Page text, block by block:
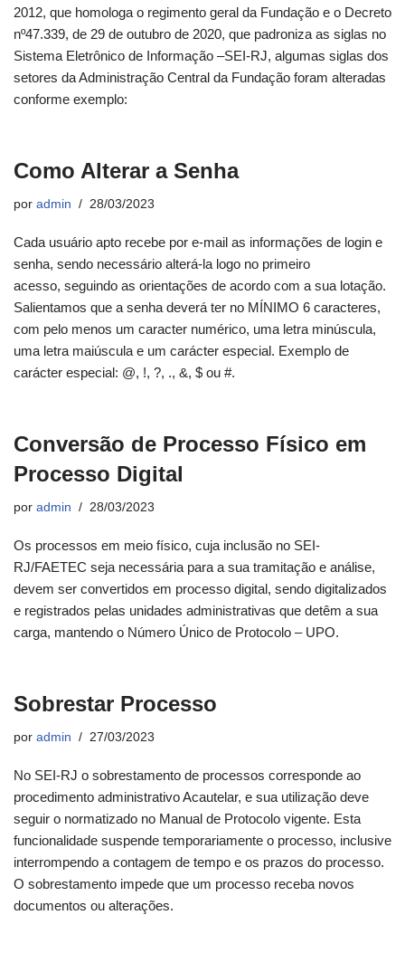
2012, que homologa o regimento geral da Fundação e o Decreto
nº47.339, de 29 de outubro de 2020, que padroniza as siglas no
Sistema Eletrônico de Informação –SEI-RJ, algumas siglas dos
setores da Administração Central da Fundação foram alteradas
conforme exemplo:
Como Alterar a Senha
por admin 28/03/2023
Cada usuário apto recebe por e-mail as informações de login e
senha, sendo necessário alterá-la logo no primeiro
acesso, seguindo as orientações de acordo com a sua lotação.
Salientamos que a senha deverá ter no MÍNIMO 6 caracteres,
com pelo menos um caracter numérico, uma letra minúscula,
uma letra maiúscula e um carácter especial. Exemplo de
carácter especial: @, !, ?, ., &, $ ou #.
Conversão de Processo Físico em
Processo Digital
por admin 28/03/2023
Os processos em meio físico, cuja inclusão no SEI-
RJ/FAETEC seja necessária para a sua tramitação e análise,
devem ser convertidos em processo digital, sendo digitalizados
e registrados pelas unidades administrativas que detêm a sua
carga, mantendo o Número Único de Protocolo – UPO.
Sobrestar Processo
por admin 27/03/2023
No SEI-RJ o sobrestamento de processos corresponde ao
procedimento administrativo Acautelar, e sua utilização deve
seguir o normatizado no Manual de Protocolo vigente. Esta
funcionalidade suspende temporariamente o processo, inclusive
interrompendo a contagem de tempo e os prazos do processo.
O sobrestamento impede que um processo receba novos
documentos ou alterações.